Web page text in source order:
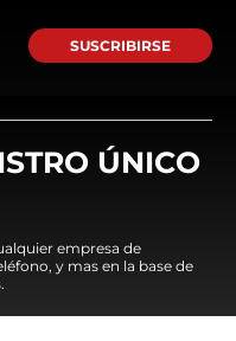
SUSCRIBIRSE
ÚNICO
empresa de
y mas en la base de